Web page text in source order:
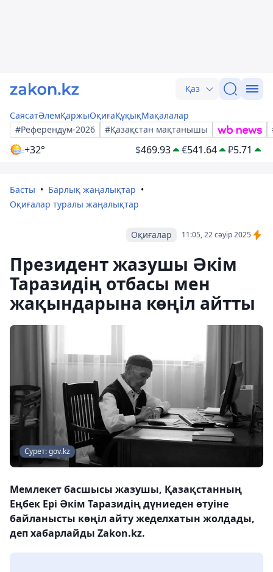
Қаз
СаясатӘлемҚаржыОқиғаҚұқықМақалалар
#Референдум-2026
#Қазақстан мақтанышы
+32° $469.93 €541.64 ₽5.71
Басты
Барлық жаңалықтар
Оқиғалар туралы жаңалықтар
11:05, 22 сәуір 2025
Оқиғалар
Президент жазушы Әкім
Таразидің отбасы мен
жақындарына көңіл айтты
Сурет: gov.kz
Мемлекет басшысы жазушы, Қазақстанның
Еңбек Ері Әкім Таразидің дүниеден өтуіне
байланысты көңіл айту жеделхатын жолдады,
деп хабарлайды Zakon.kz.